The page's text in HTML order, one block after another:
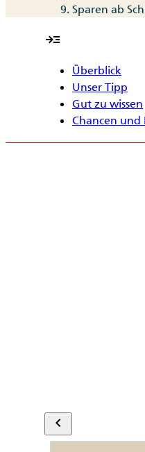
Sparen ab
read_more
Überblick
Unser Tipp
Gut zu wissen
Chancen und
keyboard_arrow_left